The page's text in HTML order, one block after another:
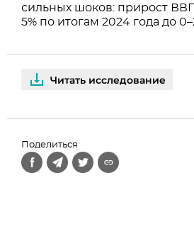
сильных шоков: прирост
5% по итогам 2024 года до
Читать исследование
Поделиться